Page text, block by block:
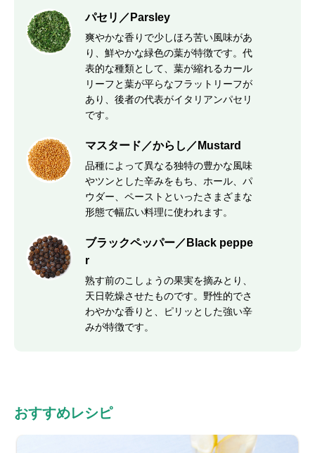
パセリ／Parsley
爽やかな香りで少しほろ苦い風味があ
り、鮮やかな緑色の葉が特徴です。代
表的な種類として、葉が縮れるカール
リーフと葉が平らなフラットリーフが
あり、後者の代表がイタリアンパセリ
です。
マスタード／からし／Mustard
品種によって異なる独特の豊かな風味
やツンとした辛みをもち、ホール、パ
ウダー、ペーストといったさまざまな
形態で幅広い料理に使われます。
ブラックペッパー／Black peppe
r
熟す前のこしょうの果実を摘みとり、
天日乾燥させたものです。野性的でさ
わやかな香りと、ピリッとした強い辛
みが特徴です。
おすすめレシピ